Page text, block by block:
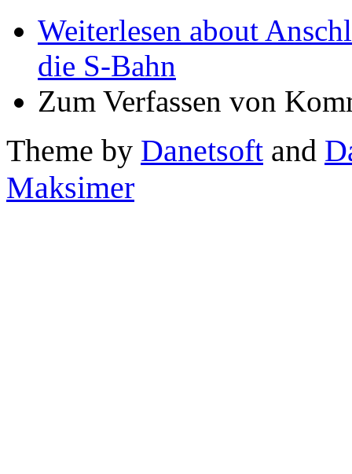
Weiterlesen about
die S-Bahn
Zum Verfassen von
Theme by Danetsoft and
Maksimer